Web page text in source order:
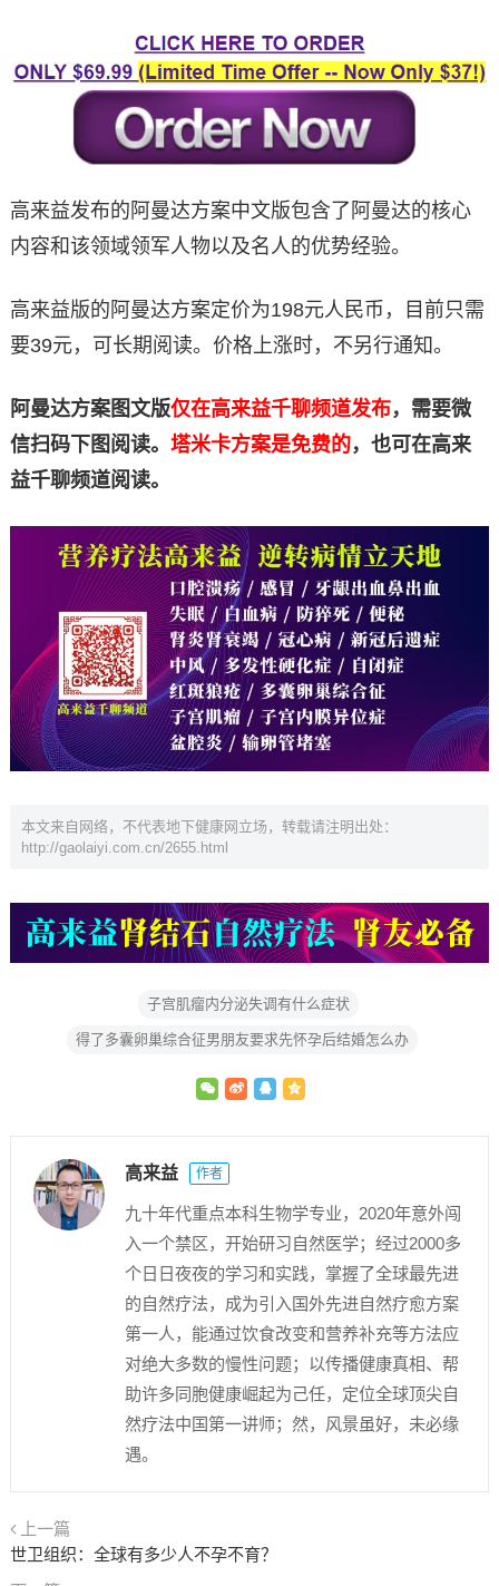
高来益发布的阿曼达方案中文版包含了阿曼达的核心
内容和该领域领军人物以及名人的优势经验。
高来益版的阿曼达方案定价为198元人民币，目前只需
要39元，可长期阅读。价格上涨时，不另行通知。
阿曼达方案图文版仅在高来益千聊频道发布，需要微
信扫码下图阅读。 塔米卡方案是免费的，也可在高来
益千聊频道阅读。
本文来自网络，不代表地下健康网立场，转载请注明出处：
http://gaolaiyi.com.cn/2655.html
子宫肌瘤内分泌失调有什么症状
得了多囊卵巢综合征男朋友要求先怀孕后结婚怎么办
高来益 作者
九十年代重点本科生物学专业，2020年意外闯
入一个禁区，开始研习自然医学；经过2000多
个日日夜夜的学习和实践，掌握了全球最先进
的自然疗法，成为引入国外先进自然疗愈方案
第一人，能通过饮食改变和营养补充等方法应
对绝大多数的慢性问题；以传播健康真相、帮
助许多同胞健康崛起为己任，定位全球顶尖自
然疗法中国第一讲师；然，风景虽好，未必缘
遇。
上一篇
世卫组织：全球有多少人不孕不育？